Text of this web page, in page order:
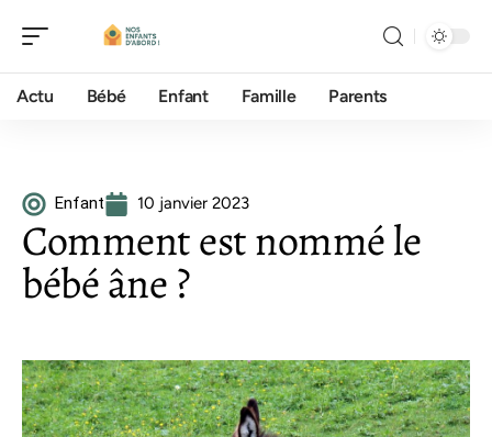
Actu Bébé Enfant Famille Parents
Enfant 10 janvier 2023
Comment est nommé le
bébé âne ?